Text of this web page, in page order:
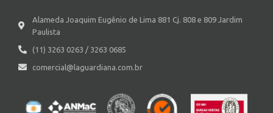
Alameda Joaquim Eugênio de Lima 881 Cj. 808 e 809 Jardim
Paulista
(11) 3263 0263 / 3263 0685
comercial@laguardiana.com.br